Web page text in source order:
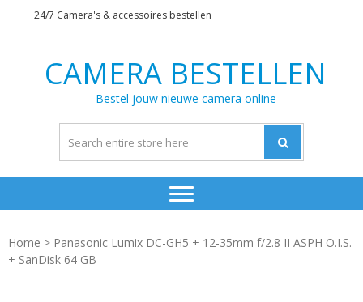
24/7 Camera's & accessoires bestellen
CAMERA BESTELLEN
Bestel jouw nieuwe camera online
Home > Panasonic Lumix DC-GH5 + 12-35mm f/2.8 II ASPH O.I.S.
+ SanDisk 64 GB